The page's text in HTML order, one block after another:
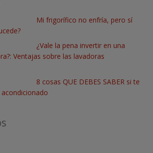
Mi frigorífico no enfría, pero sí
¿Vale la pena invertir en una
Ventajas sobre las lavadoras
8 cosas QUE DEBES SABER si te